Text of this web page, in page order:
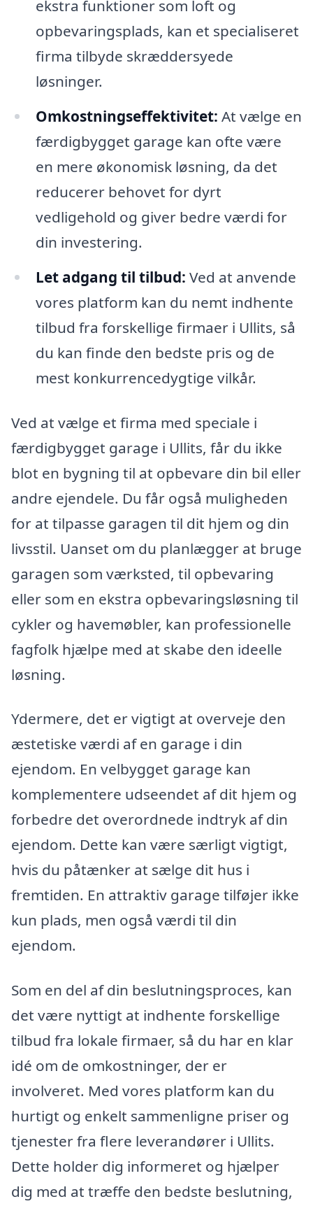
ekstra funktioner som loft og
opbevaringsplads, kan et specialiseret
firma tilbyde skræddersyede
løsninger.
Omkostningseffektivitet: At vælge en
færdigbygget garage kan ofte være
en mere økonomisk løsning, da det
reducerer behovet for dyrt
vedligehold og giver bedre værdi for
din investering.
Let adgang til tilbud: Ved at anvende
vores platform kan du nemt indhente
tilbud fra forskellige firmaer i Ullits, så
du kan finde den bedste pris og de
mest konkurrencedygtige vilkår.
Ved at vælge et firma med speciale i
færdigbygget garage i Ullits, får du ikke
blot en bygning til at opbevare din bil eller
andre ejendele. Du får også muligheden
for at tilpasse garagen til dit hjem og din
livsstil. Uanset om du planlægger at bruge
garagen som værksted, til opbevaring
eller som en ekstra opbevaringsløsning til
cykler og havemøbler, kan professionelle
fagfolk hjælpe med at skabe den ideelle
løsning.
Ydermere, det er vigtigt at overveje den
æstetiske værdi af en garage i din
ejendom. En velbygget garage kan
komplementere udseendet af dit hjem og
forbedre det overordnede indtryk af din
ejendom. Dette kan være særligt vigtigt,
hvis du påtænker at sælge dit hus i
fremtiden. En attraktiv garage tilføjer ikke
kun plads, men også værdi til din
ejendom.
Som en del af din beslutningsproces, kan
det være nyttigt at indhente forskellige
tilbud fra lokale firmaer, så du har en klar
idé om de omkostninger, der er
involveret. Med vores platform kan du
hurtigt og enkelt sammenligne priser og
tjenester fra flere leverandører i Ullits.
Dette holder dig informeret og hjælper
dig med at træffe den bedste beslutning,